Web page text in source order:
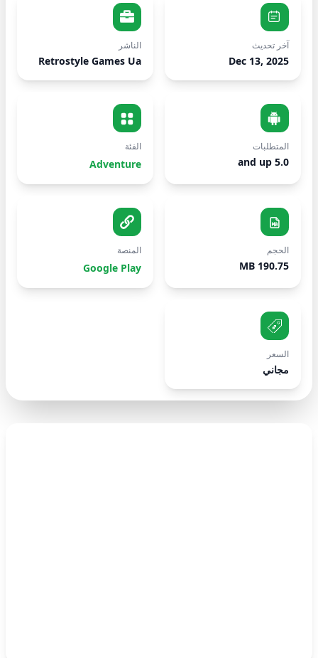
آخر تحديث
Dec 13, 2025
الناشر
Retrostyle Games Ua
المتطلبات
5.0 and up
الفئة
Adventure
الحجم
190.75 MB
المنصة
Google Play
السعر
مجاني